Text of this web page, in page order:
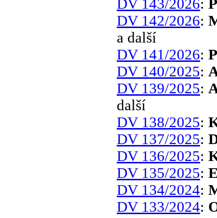
DV 143/2026:
DV 142/2026:
a další
DV 141/2026:
DV 140/2025:
DV 139/2025:
další
DV 138/2025:
DV 137/2025:
DV 136/2025:
DV 135/2025:
DV 134/2024:
DV 133/2024: